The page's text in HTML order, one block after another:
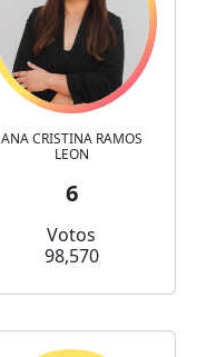
ANA CRISTINA RAMOS
LEON
6
Votos
98,570